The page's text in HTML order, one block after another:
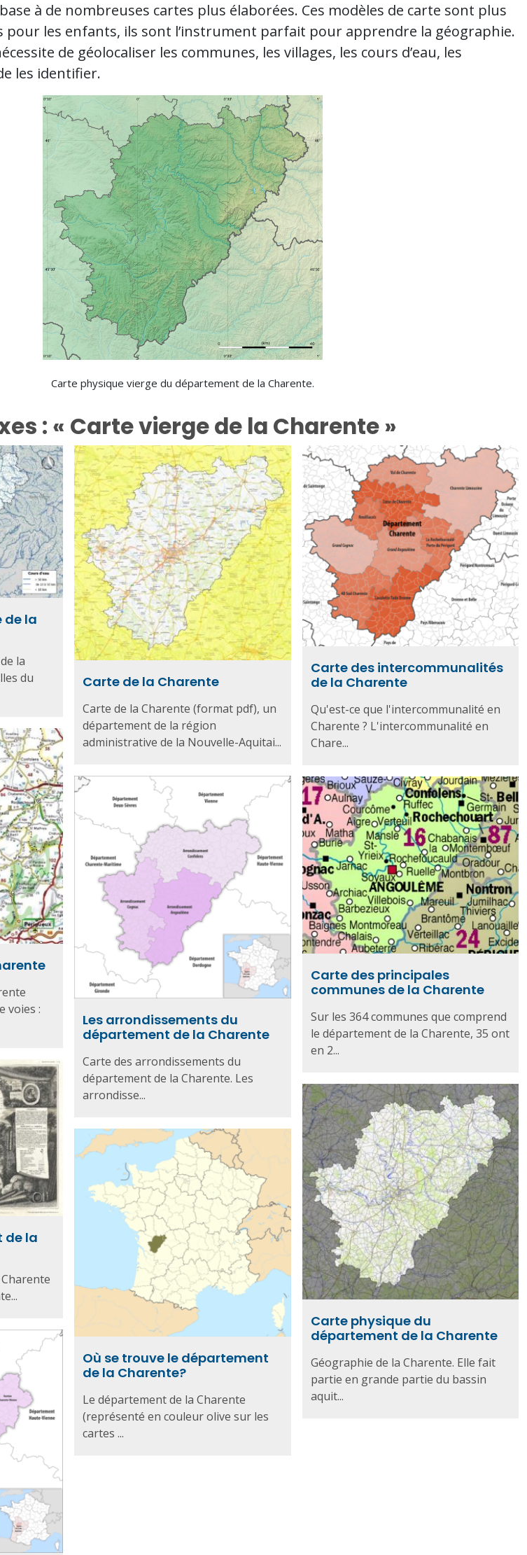
à de nombreuses cartes plus élaborées. Ces modèles de carte sont plus
pour les enfants, ils sont l’instrument parfait pour apprendre la géographie.
de géolocaliser les communes, les villages, les cours d’eau, les
les identifier.
Carte physique vierge du département de la Charente.
: « Carte vierge de la Charente »
de la
la
du
Carte de la Charente
Carte de la Charente (format pdf), un
département de la région
administrative de la Nouvelle-Aquitai...
Carte des intercommunalités
de la Charente
Qu'est-ce que l'intercommunalité en
Charente ? L'intercommunalité en
Chare...
voies :
Les arrondissements du
département de la Charente
Carte des arrondissements du
département de la Charente. Les
arrondisse...
Carte des principales
communes de la Charente
Sur les 364 communes que comprend
le département de la Charente, 35 ont
en 2...
de la
Carte physique du
département de la Charente
Géographie de la Charente. Elle fait
partie en grande partie du bassin
aquit...
Où se trouve le département
de la Charente?
Le département de la Charente
(représenté en couleur olive sur les
cartes ...